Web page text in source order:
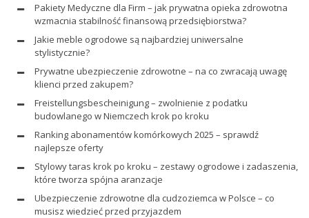
Pakiety Medyczne dla Firm – jak prywatna opieka zdrowotna
wzmacnia stabilność finansową przedsiębiorstwa?
Jakie meble ogrodowe są najbardziej uniwersalne
stylistycznie?
Prywatne ubezpieczenie zdrowotne – na co zwracają uwagę
klienci przed zakupem?
Freistellungsbescheinigung – zwolnienie z podatku
budowlanego w Niemczech krok po kroku
Ranking abonamentów komórkowych 2025 – sprawdź
najlepsze oferty
Stylowy taras krok po kroku – zestawy ogrodowe i zadaszenia,
które tworza spójna aranzacje
Ubezpieczenie zdrowotne dla cudzoziemca w Polsce – co
musisz wiedzieć przed przyjazdem